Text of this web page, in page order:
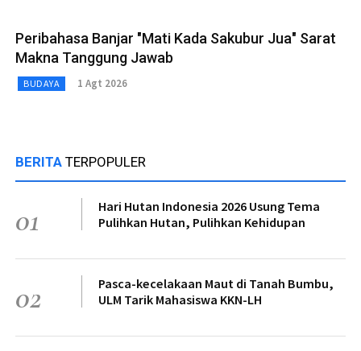
Peribahasa Banjar "Mati Kada Sakubur Jua" Sarat
Makna Tanggung Jawab
BUDAYA 1 Agt 2026
BERITA TERPOPULER
01
Hari Hutan Indonesia 2026 Usung Tema
Pulihkan Hutan, Pulihkan Kehidupan
02
Pasca-kecelakaan Maut di Tanah Bumbu,
ULM Tarik Mahasiswa KKN-LH